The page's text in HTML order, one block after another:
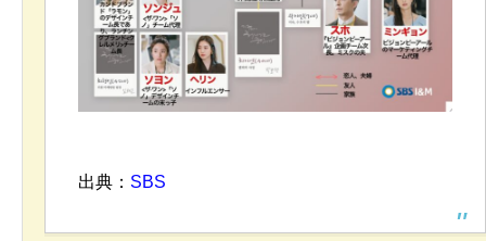
出典 ： SBS